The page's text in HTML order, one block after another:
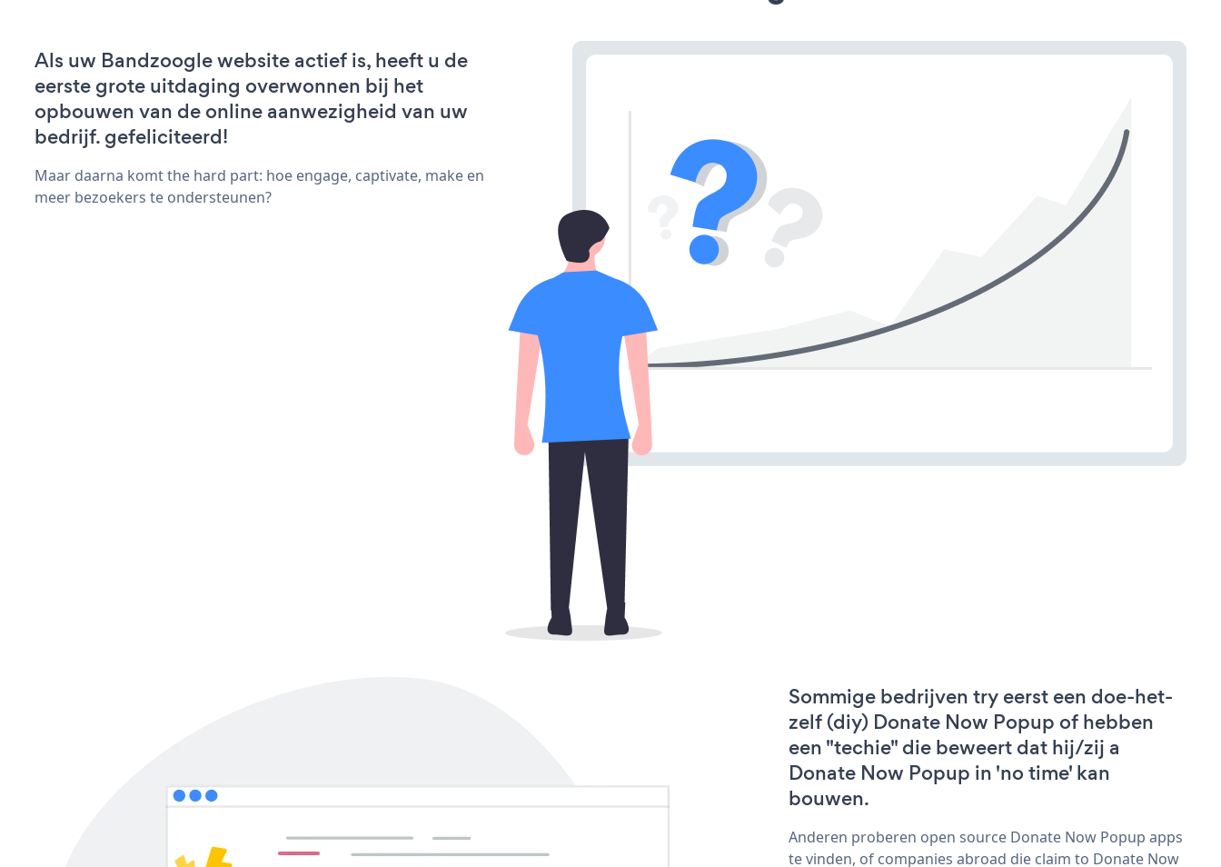
Als uw Bandzoogle website actief is, heeft u de
eerste grote uitdaging overwonnen bij het
opbouwen van de online aanwezigheid van uw
bedrijf. gefeliciteerd!
Maar daarna komt the hard part: hoe engage, captivate, make en
meer bezoekers te ondersteunen?
Sommige bedrijven try eerst een doe-het-
zelf (diy) Donate Now Popup of hebben
een "techie" die beweert dat hij/zij a
Donate Now Popup in 'no time' kan
bouwen.
Anderen proberen open source Donate Now Popup apps
te vinden, of companies abroad die claim to Donate Now